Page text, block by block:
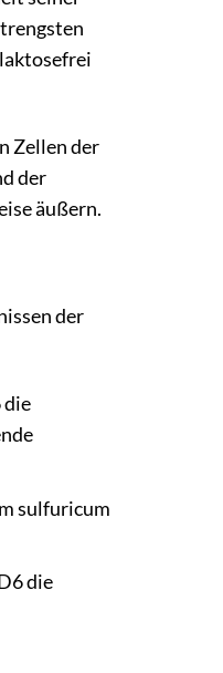
Zellen der
der
äußern.
der
die
sulfuricum
die